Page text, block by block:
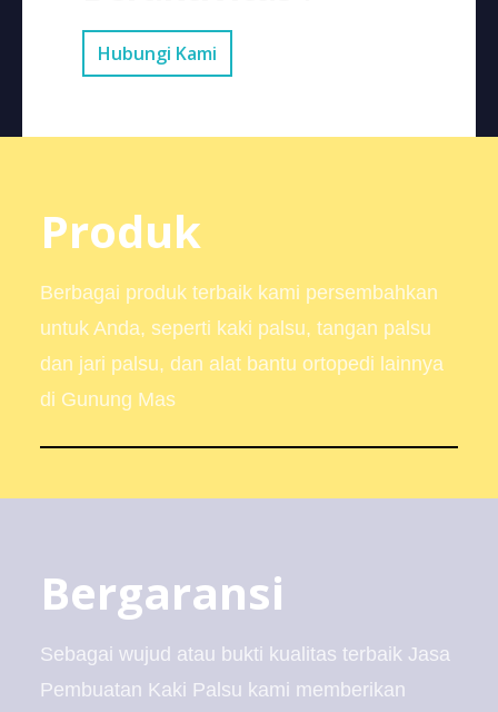
Hubungi Kami
Produk
Berbagai produk terbaik kami persembahkan
untuk Anda, seperti kaki palsu, tangan palsu
dan jari palsu, dan alat bantu ortopedi lainnya
di Gunung Mas
Bergaransi
Sebagai wujud atau bukti kualitas terbaik Jasa
Pembuatan Kaki Palsu kami memberikan